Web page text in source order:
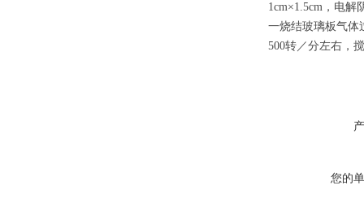
1cm×1.5cm，电
一烧结玻璃板气体
500转／分左右，
您的